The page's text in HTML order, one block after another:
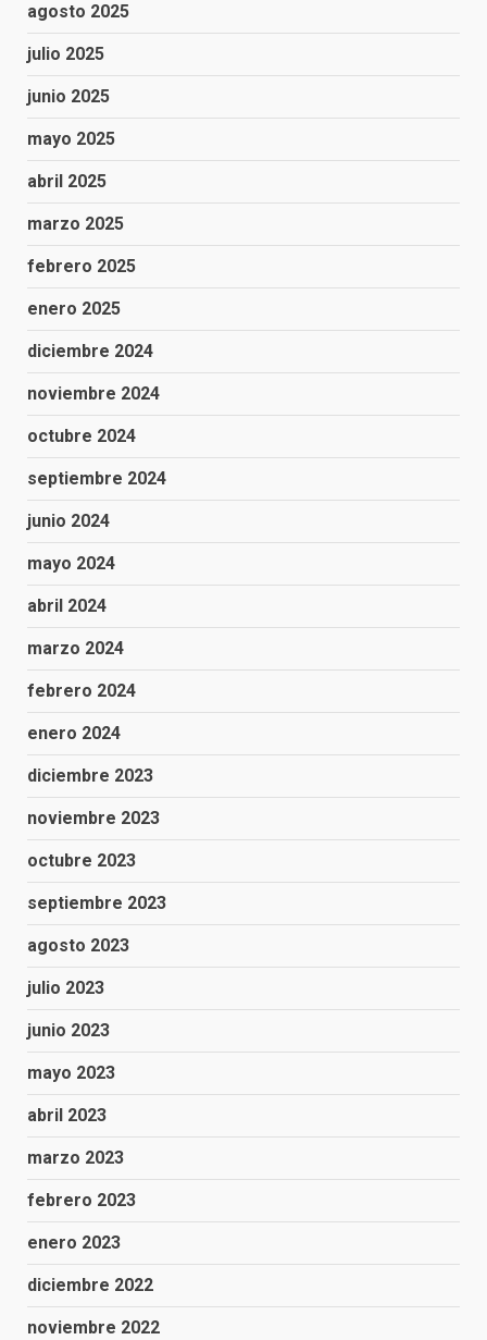
agosto 2025
julio 2025
junio 2025
mayo 2025
abril 2025
marzo 2025
febrero 2025
enero 2025
diciembre 2024
noviembre 2024
octubre 2024
septiembre 2024
junio 2024
mayo 2024
abril 2024
marzo 2024
febrero 2024
enero 2024
diciembre 2023
noviembre 2023
octubre 2023
septiembre 2023
agosto 2023
julio 2023
junio 2023
mayo 2023
abril 2023
marzo 2023
febrero 2023
enero 2023
diciembre 2022
noviembre 2022